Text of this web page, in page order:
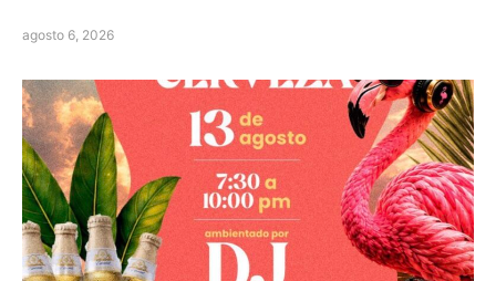
agosto 6, 2026